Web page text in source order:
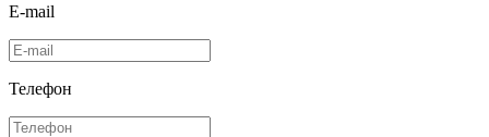
E-mail
Телефон